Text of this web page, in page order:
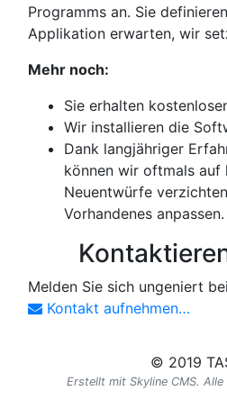
Programms an. Sie
Applikation erwarten, wir
Mehr noch:
Sie erhalten
Wir installieren die
Dank langjähriger
können wir oftmals auf
Neuentwürfe
Vorhandenes anpassen.
Melden Sie sich ungeniert
Kontakt aufnehmen…
© 2019
Erstellt mit Skyline CMS.